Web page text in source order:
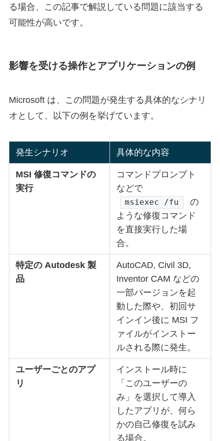
る場合、この記事で解説している問題に該当する
可能性が高いです。
影響を受ける操作とアプリケーションの例
Microsoft は、この問題が発生する具体的なシナリ
オとして、以下の例を挙げています。
発生シナリオ 具体的な内容
MSI 修復コマンドの
実行
コマンドプロンプト
などで
msiexec /fu
の
ような修復コマンド
を直接実行した場
合。
特定の Autodesk 製
品
AutoCAD, Civil 3D,
Inventor CAM などの
一部バージョンを起
動した際や、初回サ
インイン後に MSI フ
ァイルがインストー
ルされる際に発生。
ユーザーごとのアプ
リ
インストール時に
「このユーザーの
み」を選択して導入
したアプリが、何ら
かの自己修復を試み
る場合。